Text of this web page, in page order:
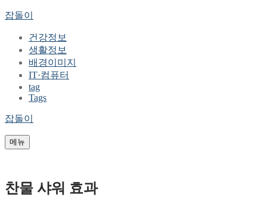
콘
메
닫
잡돌이
건강정보
생활정보
배경이미지
IT·컴퓨터
tag
Tags
잡돌이
메뉴
찬물 샤워 효과